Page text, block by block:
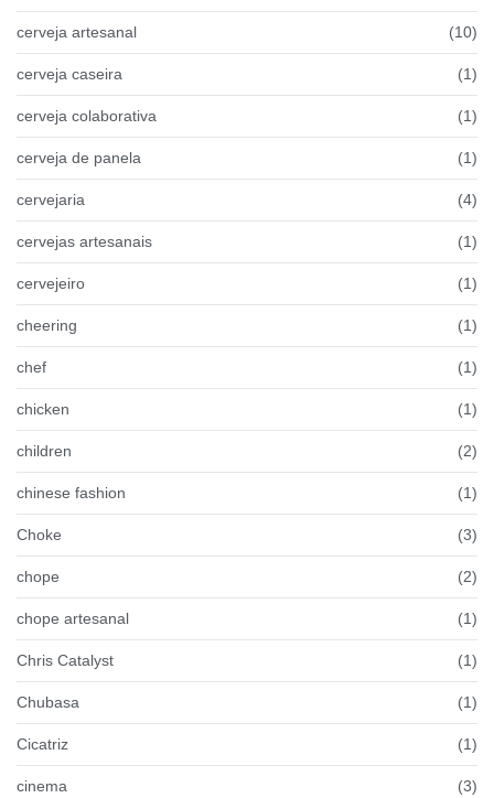
cerveja artesanal (10)
cerveja caseira (1)
cerveja colaborativa (1)
cerveja de panela (1)
cervejaria (4)
cervejas artesanais (1)
cervejeiro (1)
cheering (1)
chef (1)
chicken (1)
children (2)
chinese fashion (1)
Choke (3)
chope (2)
chope artesanal (1)
Chris Catalyst (1)
Chubasa (1)
Cicatriz (1)
cinema (3)